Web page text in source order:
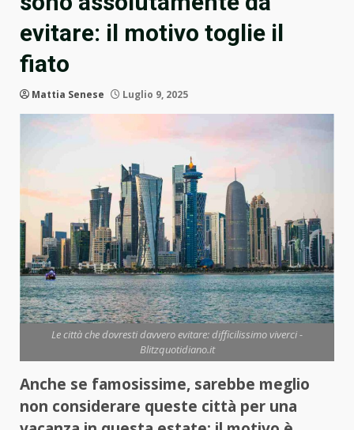
evitare: il motivo toglie il
fiato
Mattia Senese Luglio 9, 2025
Le città che dovresti davvero evitare: difficilissimo viverci -
Blitzquotidiano.it
Anche se famosissime, sarebbe meglio
non considerare queste città per una